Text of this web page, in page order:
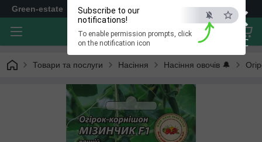
×
ESC
Subscribe to our
notifications!
To enable permission prompts, click
on the notification icon
Green-estate
Товари та послуги Насіння Насіння овочів 🔔